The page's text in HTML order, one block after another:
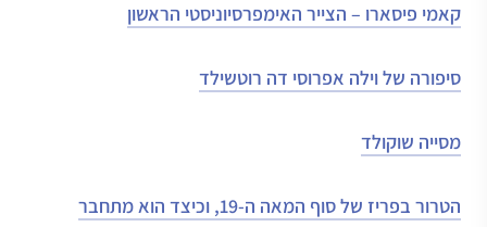
קאמי פיסארו – הצייר האימפרסיוניסטי הראשון
סיפורה של וילה אפרוסי דה רוטשילד
מסייה שוקולד
הטרור בפריז של סוף המאה ה-19, וכיצד הוא מתחבר